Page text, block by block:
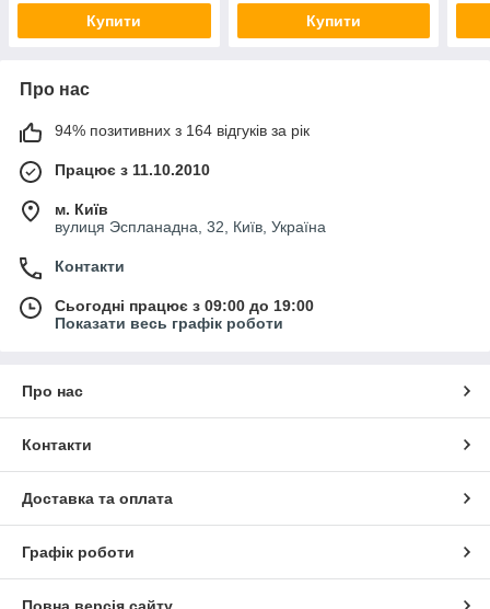
Купити Купити
Про нас
94% позитивних з 164 відгуків за рік
Працює з 11.10.2010
м. Київ
вулиця Эспланадна, 32, Київ, Україна
Контакти
Сьогодні працює з 09:00 до 19:00
Показати весь графік роботи
Про нас
Контакти
Доставка та оплата
Графік роботи